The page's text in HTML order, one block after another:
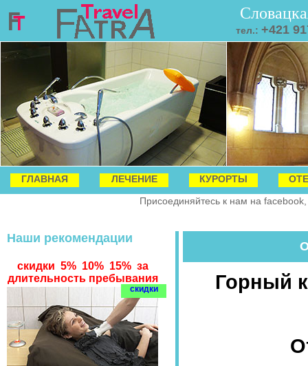
тел.: +421
ГЛАВНАЯ ЛЕЧЕНИЕ КУРОРТЫ
Присоединяйтесь к нам на
Наши рекомендации
скидки 5% 10% 15% за
длительность пребывания
скидки Горный